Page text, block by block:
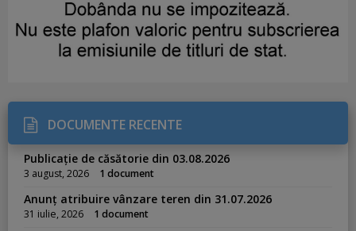
DOCUMENTE RECENTE
Publicație de căsătorie din 03.08.2026
3 august, 2026 1 document
Anunț atribuire vânzare teren din 31.07.2026
31 iulie, 2026 1 document